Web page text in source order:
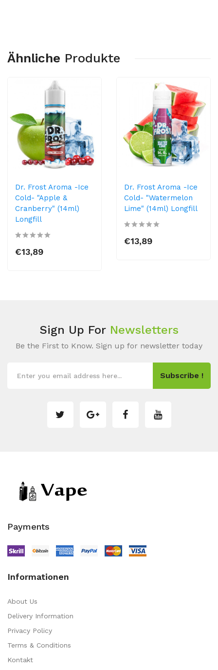
Ähnliche Produkte
Dr. Frost Aroma -Ice
Cold- "Apple &
Cranberry" (14ml)
Longfill
€13,89
Dr. Frost Aroma -Ice
Cold- "Watermelon
Lime" (14ml) Longfill
€13,89
Sign Up For Newsletters
Be the First to Know. Sign up for newsletter today
Subscribe !
Payments
Informationen
About Us
Delivery Information
Privacy Policy
Terms & Conditions
Kontakt